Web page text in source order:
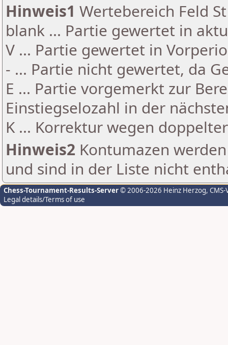
Hinweis1 Wertebereich Feld
blank ... Partie gewertet in
V ... Partie gewertet in
- ... Partie nicht gewertet, da
E ... Partie vorgemerkt zur
Einstiegselozahl in der
K ... Korrektur wegen
Hinweis2 Kontumazen
und sind in der Liste nicht
Chess-Tournament-Results-Server© 2006-2026 Heinz Herzog,
Legal details/Terms of use